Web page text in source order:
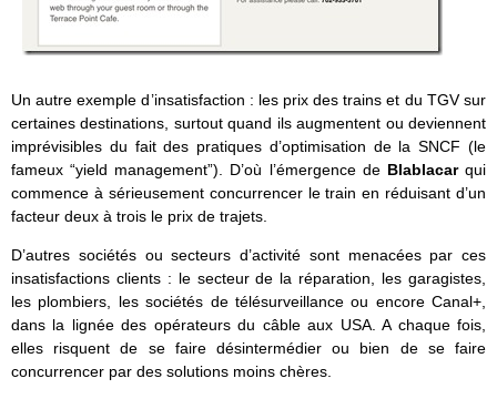
Un autre exemple d’insatisfaction : les prix des trains et du TGV sur
certaines destinations, surtout quand ils augmentent ou deviennent
imprévisibles du fait des pratiques d’optimisation de la SNCF (le
fameux “yield management”). D’où l’émergence de Blablacarqui
commence à sérieusement concurrencer le train en réduisant d’un
facteur deux à trois le prix de trajets.
D’autres sociétés ou secteurs d’activité sont menacées par ces
insatisfactions clients : le secteur de la réparation, les garagistes,
les plombiers, les sociétés de télésurveillance ou encore Canal+,
dans la lignée des opérateurs du câble aux USA. A chaque fois,
elles risquent de se faire désintermédier ou bien de se faire
concurrencer par des solutions moins chères.